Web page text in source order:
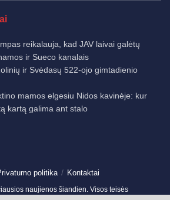
reikalauja, kad JAV laivai galėtų
ir Sueco kanalais
ir Svėdasų 522-ojo gimtadienio
mamos elgesiu Nidos kavinėje: kur
kartą galima ant stalo
politika Kontaktai
naujienos šiandien. Visos teisės